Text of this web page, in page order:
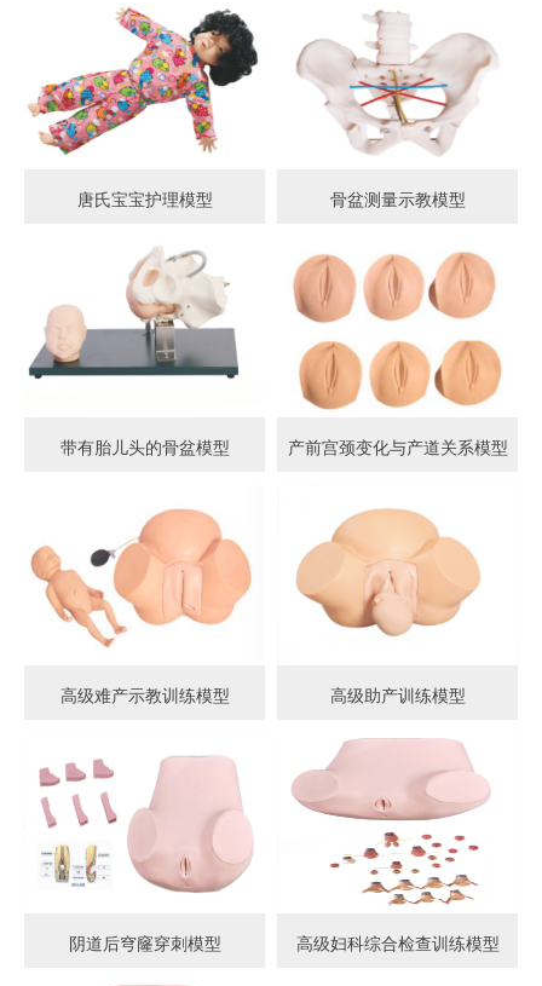
唐氏宝宝护理模型 骨盆测量示教模型
带有胎儿头的骨盆模型 产前宫颈变化与产道关系模型
高级难产示教训练模型 高级助产训练模型
阴道后穹窿穿刺模型 高级妇科综合检查训练模型